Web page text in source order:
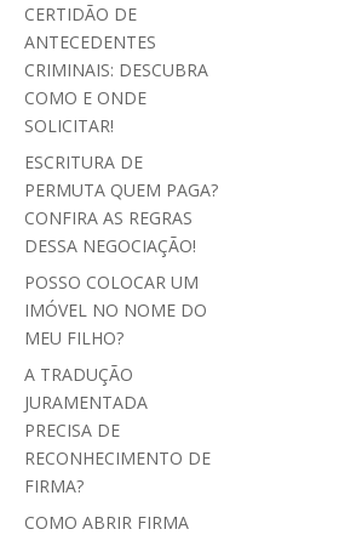
CERTIDÃO DE
ANTECEDENTES
CRIMINAIS: DESCUBRA
COMO E ONDE
SOLICITAR!
ESCRITURA DE
PERMUTA QUEM PAGA?
CONFIRA AS REGRAS
DESSA NEGOCIAÇÃO!
POSSO COLOCAR UM
IMÓVEL NO NOME DO
MEU FILHO?
A TRADUÇÃO
JURAMENTADA
PRECISA DE
RECONHECIMENTO DE
FIRMA?
COMO ABRIR FIRMA